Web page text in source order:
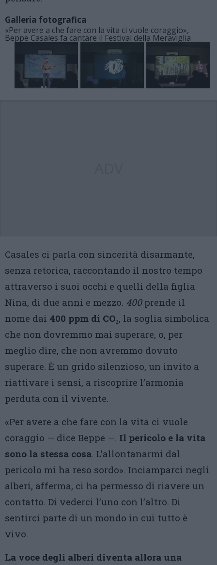
Galleria fotografica
«Per avere a che fare con la vita ci vuole coraggio»,
Beppe Casales fa cantare il Festival della Meraviglia
Casales ci parla con sincerità disarmante,
senza retorica, raccontando il nostro tempo
attraverso i suoi occhi e quelli della figlia
Nina, di due anni e mezzo. 400prende il
nome dai 400 ppm di CO₂, la soglia simbolica
che non dovremmo mai superare, o, per
meglio dire, che non avremmo dovuto
superare. È un grido silenzioso, un invito a
riattivare i sensi, a riscoprire l’armonia
perduta con il vivente.
«Per avere a che fare con la vita ci vuole
coraggio — dice Beppe —. Il pericolo e la vita
sono la stessa cosa. L’allontanarmi dal
pericolo mi ha reso sordo». Inciamparci negli
alberi, afferma, ci ha permesso di riavere un
contatto. Di vederci l’uno con l’altro. Di
sentirci parte di un mondo in cui tutto è
vivo.
La voce degli alberi diventa allora una